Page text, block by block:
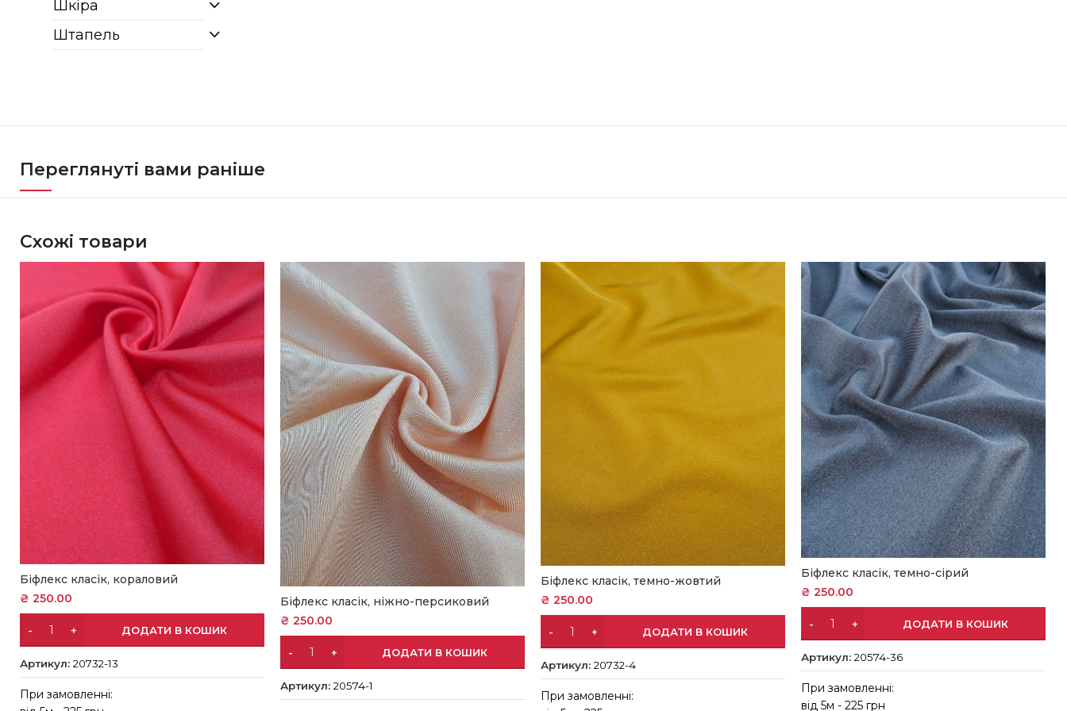
Шкіра
Штапель
Переглянуті вами раніше
Схожі товари
Біфлекс класік, кораловий
₴ 250.00
ДОДАТИ В КОШИК
Артикул:20732-13
При замовленні:
Біфлекс класік, ніжно-персиковий
₴ 250.00
ДОДАТИ В КОШИК
Артикул:20574-1
Біфлекс класік, темно-жовтий
₴ 250.00
ДОДАТИ В КОШИК
Артикул:20732-4
При замовленні:
Біфлекс класік, темно-сірий
₴ 250.00
ДОДАТИ В КОШИК
Артикул:20574-36
При замовленні:
від 5м - 225 грн